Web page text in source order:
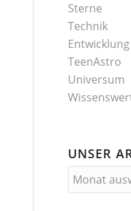
Sterne
Technik
TeenAstro
Universum
UNSER